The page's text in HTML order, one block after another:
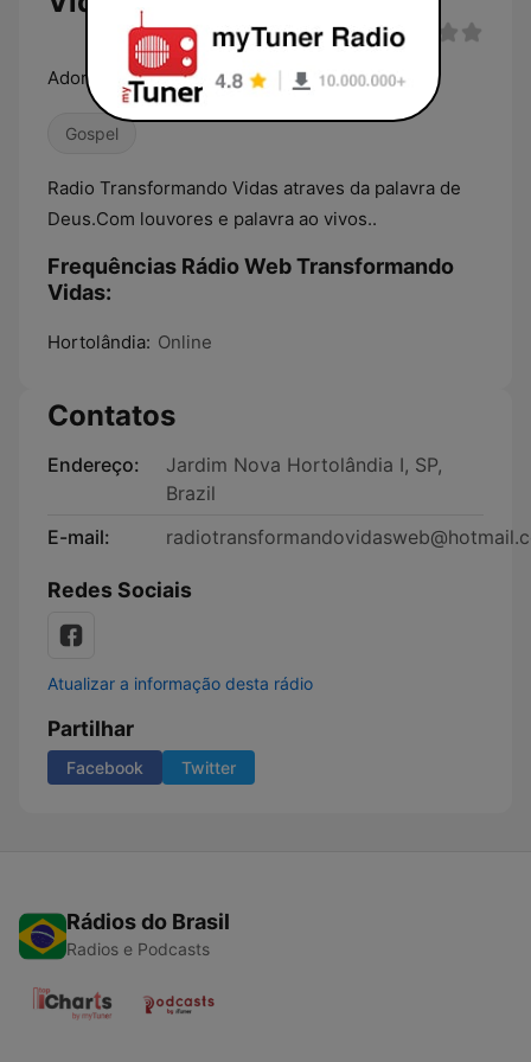
Adoração sem fronteira
Gospel
Radio Transformando Vidas atraves da palavra de
Deus.Com louvores e palavra ao vivos..
Frequências Rádio Web Transformando
Vidas:
Hortolândia: Online
Contatos
Endereço:
Jardim Nova Hortolândia I, SP,
Brazil
E-mail:
Redes Sociais
Atualizar a informação desta rádio
Partilhar
Facebook Twitter
Rádios do Brasil
Radios e Podcasts